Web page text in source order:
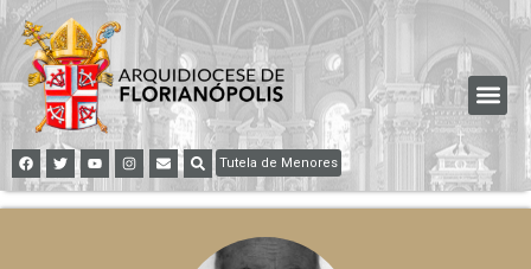
Tutela de Menores